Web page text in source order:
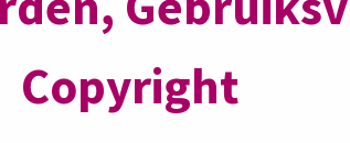
Copyright